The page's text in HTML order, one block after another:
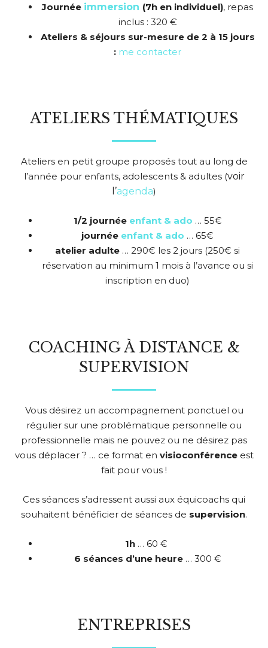
Journée immersion (7h en individuel), repas
inclus : 320 €
Ateliers & séjours sur-mesure de 2 à 15 jours
: me contacter
ATELIERS THÉMATIQUES
Ateliers en petit groupe proposés tout au long de
l’année pour enfants, adolescents & adultes (voir
l’agenda)
1/2 journée enfant & ado … 55€
journée enfant & ado … 65€
atelier adulte … 290€ les 2 jours (250€ si
réservation au minimum 1 mois à l’avance ou si
inscription en duo)
COACHING À DISTANCE &
SUPERVISION
Vous désirez un accompagnement ponctuel ou
régulier sur une problématique personnelle ou
professionnelle mais ne pouvez ou ne désirez pas
vous déplacer ? … ce format en visioconférenceest
fait pour vous !
Ces séances s’adressent aussi aux équicoachs qui
souhaitent bénéficier de séances de supervision.
1h … 60 €
6 séances d’une heure … 300 €
ENTREPRISES